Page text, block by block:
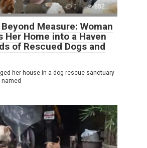
0 652
Measure: Woman
Her Home into a Haven
of Rescued Dogs and
her house in a dog rescue sanctuary
named